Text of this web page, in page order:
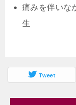
痛みを伴いな
生
Tweet